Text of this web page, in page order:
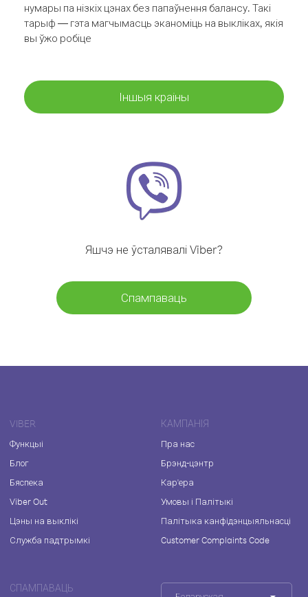
нумары па нізкіх цэнах без папаўнення балансу. Такі
тарыф — гэта магчымасць эканоміць на выкліках, якія
вы ўжо робіце
Іншыя краіны
Яшчэ не ўсталявалі Viber?
Спампаваць
VIBER
Функцыі
Блог
Бяспека
Viber Out
Цэны на выклікі
Служба падтрымкі
КАМПАНІЯ
Пра нас
Брэнд-цэнтр
Кар'ера
Умовы і Палітыкі
Палітыка канфідэнцыяльнасці
Customer Complaints Code
СПАМПАВАЦЬ